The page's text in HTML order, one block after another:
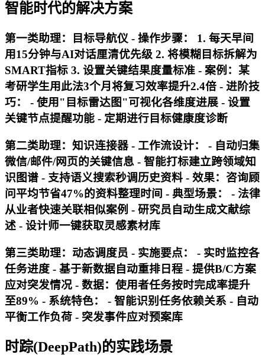
智能时代的解决方案
第一类助理：目标导航仪 - 操作步骤： 1. 每天早间
用15分钟与AI对话厘清优先级 2. 将模糊目标拆解为
SMART指标 3. 设置关键结果度量标准 - 案例 ：某
考研学生用此法3个月将复习效率提升2.4倍 - 进阶技
巧： - 使用"目标雷达图"可视化各维度进展 - 设置
关键节点提醒功能 - 定期进行目标健康度诊断
第二类助理：知识连接器 - 工作流设计： - 自动归集
微信/邮件/网页的关键信息 - 智能打标建立跨领域知
识图谱 - 支持语义搜索秒调历史资料 - 效果：咨询顾
问平均节省47%的资料整理时间 - 典型场景： - 法律
从业者快速关联相似案例 - 研究员自动生成文献综
述 - 设计师一键获取灵感素材库
第三类助理：动态调度员 - 实施要点： - 实时监控各
任务进度 - 基于新数据自动重排日程 - 提供B/C方案
应对突发情况 - 数据：使用者任务按时完成率提升
至89% - 系统特色： - 智能识别任务依赖关系 - 自动
平衡工作负荷 - 突发事件应对预案库
时踪(DeepPath)的实践场景